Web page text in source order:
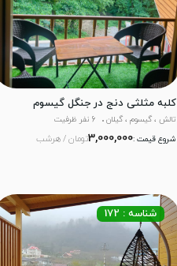
کلبه مثلثی دنج در جنگل گیسوم
تالش ، گیسوم ، گیلان
6 نفر ظرفیت
شروع قیمت :3,000,000تومان / هرشب
شناسه : 172